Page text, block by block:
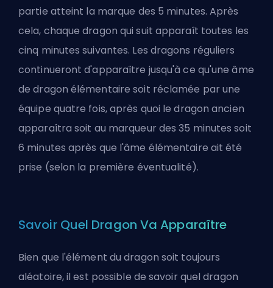
partie atteint la marque des 5 minutes. Après
cela, chaque dragon qui suit apparaît toutes les
cinq minutes suivantes. Les dragons réguliers
continueront d'apparaître jusqu'à ce qu'une âme
de dragon élémentaire soit réclamée par une
équipe quatre fois, après quoi le dragon ancien
apparaîtra soit au marqueur des 35 minutes soit
6 minutes après que l'âme élémentaire ait été
prise (selon la première éventualité).
Savoir Quel Dragon Va Apparaître
Bien que l'élément du dragon soit toujours
aléatoire, il est possible de savoir quel dragon